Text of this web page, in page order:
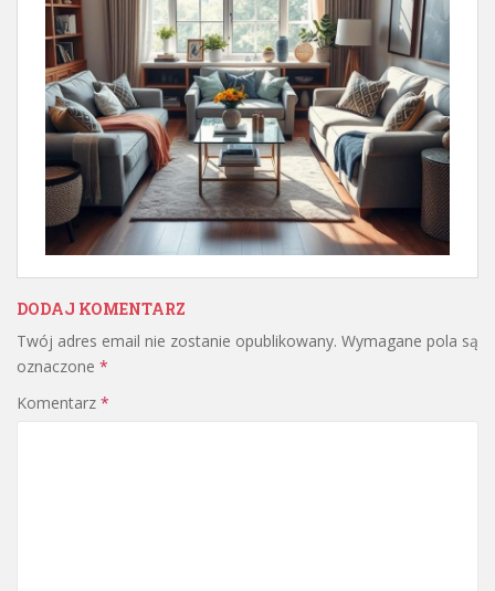
DODAJ KOMENTARZ
Twój adres email nie zostanie opublikowany. Wymagane pola są
oznaczone *
Komentarz *